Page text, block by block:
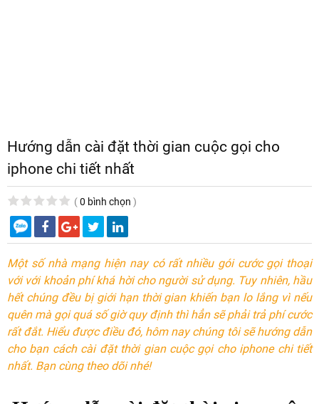
Hướng dẫn cài đặt thời gian cuộc gọi cho
iphone chi tiết nhất
(0 bình chọn )
Một số nhà mạng hiện nay có rất nhiều gói cước gọi thoại
với với khoản phí khá hời cho người sử dụng. Tuy nhiên, hầu
hết chúng đều bị giới hạn thời gian khiến bạn lo lắng vì nếu
quên mà gọi quá số giờ quy định thì hẳn sẽ phải trả phí cước
rất đắt. Hiểu được điều đó, hôm nay chúng tôi sẽ hướng dẫn
cho bạn cách cài đặt thời gian cuộc gọi cho iphone chi tiết
nhất. Bạn cùng theo dõi nhé!